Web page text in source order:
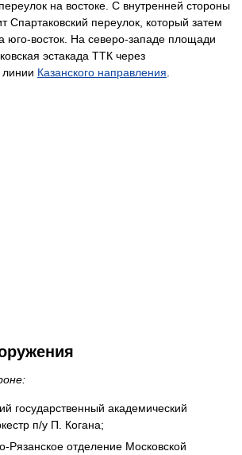
на востоке. С внутренней стороны
Спартаковский переулок, который затем
юго-восток. На северо-западе площади
эстакада ТТК через
Казанского направления
государственный академический
п/у П. Когана;
отделение Московской